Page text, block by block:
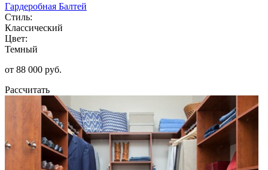
Гардеробная Балтей
Стиль:
Классический
Цвет:
Темный
от 88 000 руб.
Рассчитать